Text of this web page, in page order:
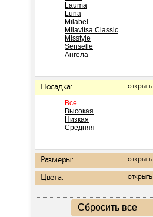
Lauma
Luna
Milabel
Milavitsa Classic
Misstyle
Senselle
Ангела
Посадка: открыть
Все
Высокая
Низкая
Средняя
Размеры: открыть
Цвета: открыть
Сбросить все